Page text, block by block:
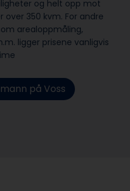
og helt opp mot
over 350 kvm. For andre
arealoppmåling,
ligger prisene vanligvis
på Voss